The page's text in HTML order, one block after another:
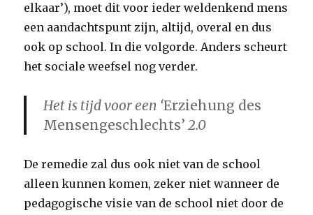
elkaar’), moet dit voor ieder weldenkend mens
een aandachtspunt zijn, altijd, overal en dus
ook op school. In die volgorde. Anders scheurt
het sociale weefsel nog verder.
Het is tijd voor een ‘Erziehung des
Mensengeschlechts’ 2.0
De remedie zal dus ook niet van de school
alleen kunnen komen, zeker niet wanneer de
pedagogische visie van de school niet door de